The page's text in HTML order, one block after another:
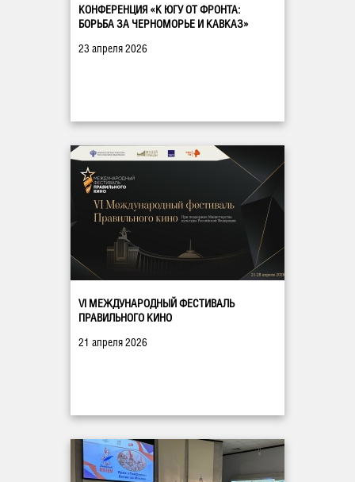
КОНФЕРЕНЦИЯ «К ЮГУ ОТ ФРОНТА:
БОРЬБА ЗА ЧЕРНОМОРЬЕ И КАВКАЗ»
23 апреля 2026
VI МЕЖДУНАРОДНЫЙ ФЕСТИВАЛЬ
ПРАВИЛЬНОГО КИНО
21 апреля 2026